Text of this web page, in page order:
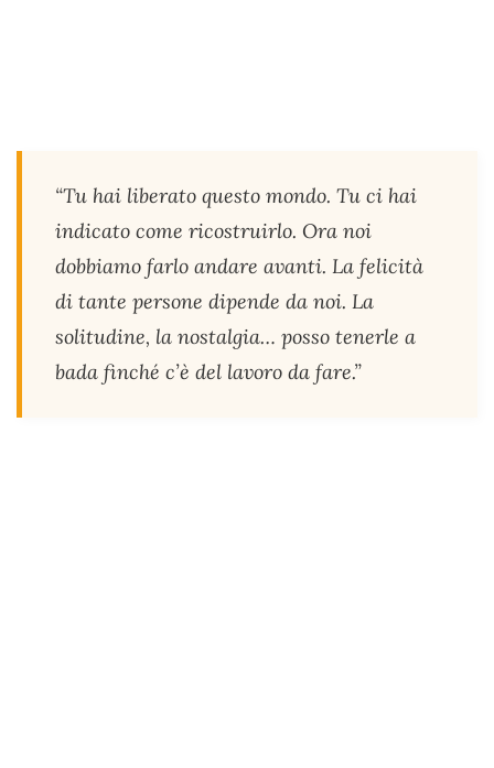
“Tu hai liberato questo mondo. Tu ci hai
indicato come ricostruirlo. Ora noi
dobbiamo farlo andare avanti. La felicità
di tante persone dipende da noi. La
solitudine, la nostalgia… posso tenerle a
bada finché c’è del lavoro da fare.”